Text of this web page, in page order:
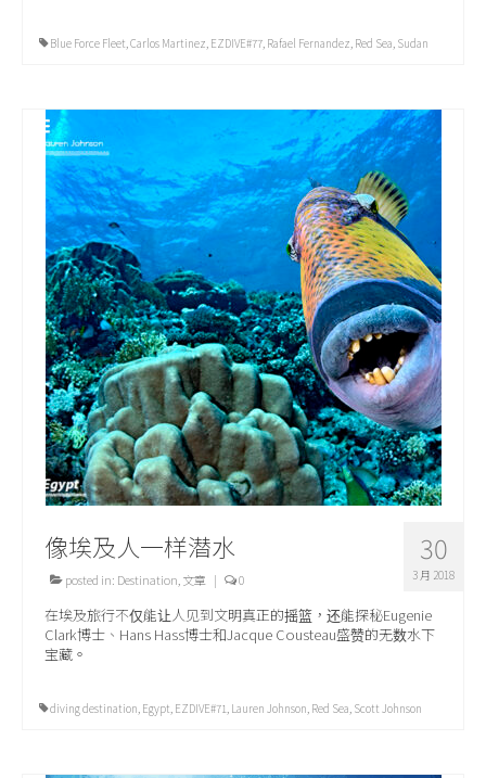
Blue Force Fleet Carlos Martinez EZDIVE#77 Rafael Fernandez Red Sea Sudan
30
3 月 2018
像埃及人一样潜水
posted in: Destination 文章 | 0
在埃及旅行不仅能让人见到文明真正的摇篮，还能探秘Eugenie
Clark博士、Hans Hass博士和Jacque Cousteau盛赞的无数水下
宝藏。
diving destination Egypt EZDIVE#71 Lauren Johnson Red Sea Scott Johnson